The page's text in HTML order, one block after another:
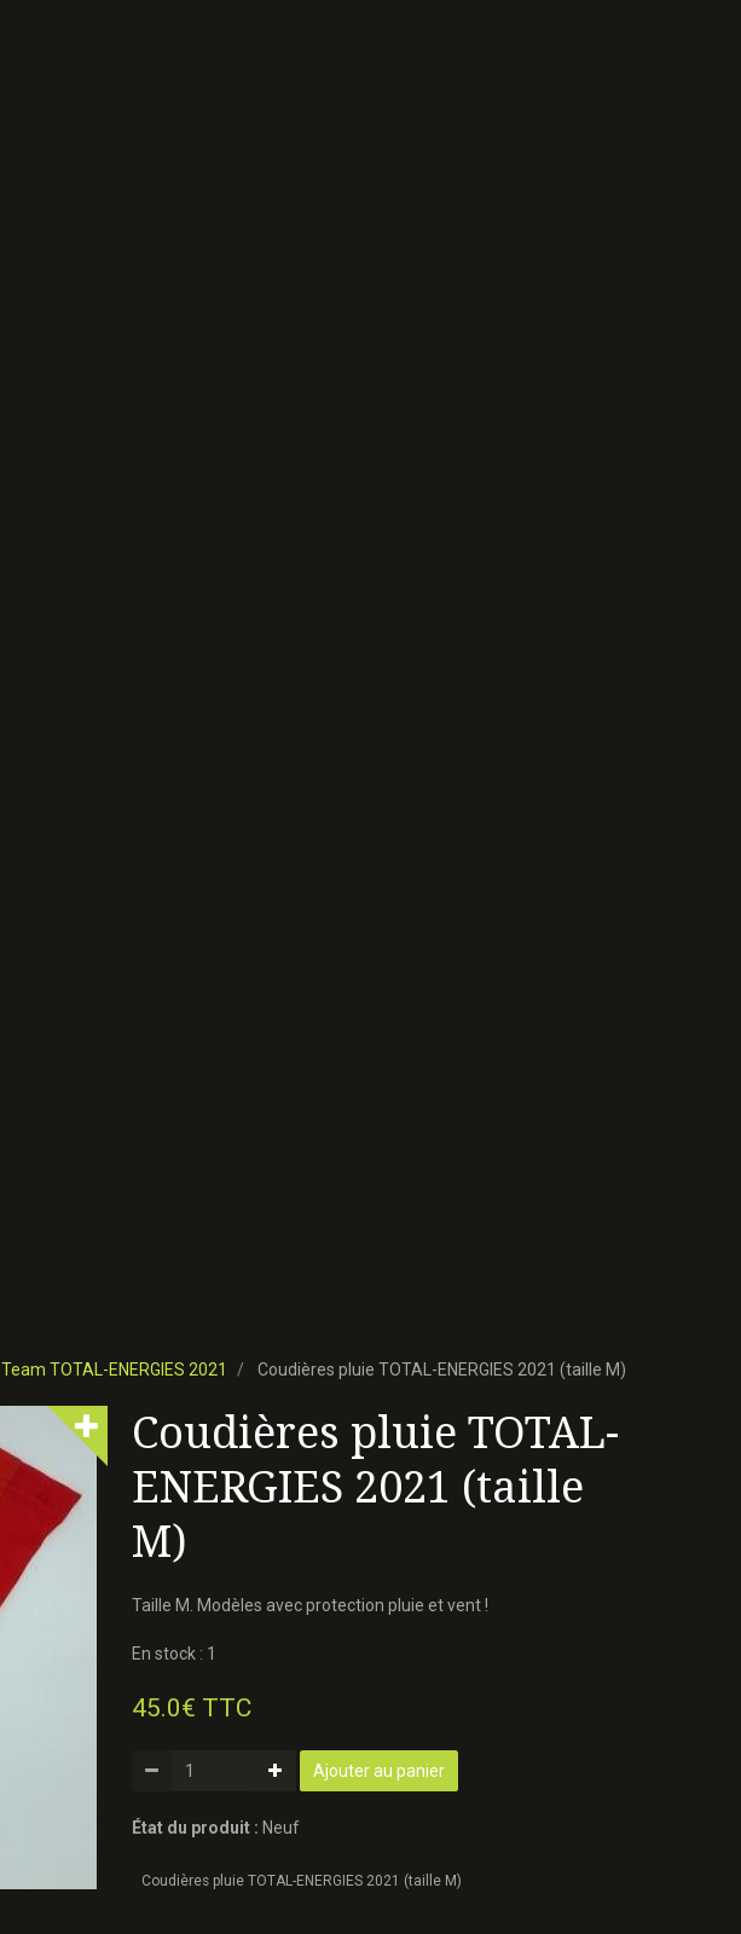
Team TOTAL-ENERGIES 2021 Coudières pluie TOTAL-ENERGIES 2021 (taille M)
Coudières pluie TOTAL-
ENERGIES 2021 (taille
M)
Taille M. Modèles avec protection pluie et vent !
En stock : 1
45.0€ TTC
Ajouter au panier
État du produit : Neuf
Coudières pluie TOTAL-ENERGIES 2021 (taille M)